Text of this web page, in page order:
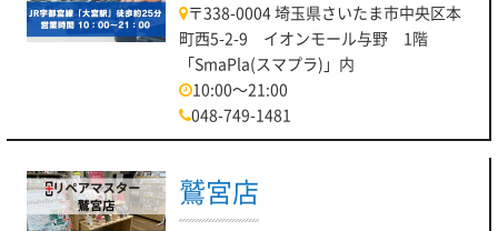
〒338-0004 埼玉県さいたま市中央区本
町西5-2-9 イオンモール与野 1階
「SmaPla(スマプラ)」内
10:00～21:00
048-749-1481
鷲宮店